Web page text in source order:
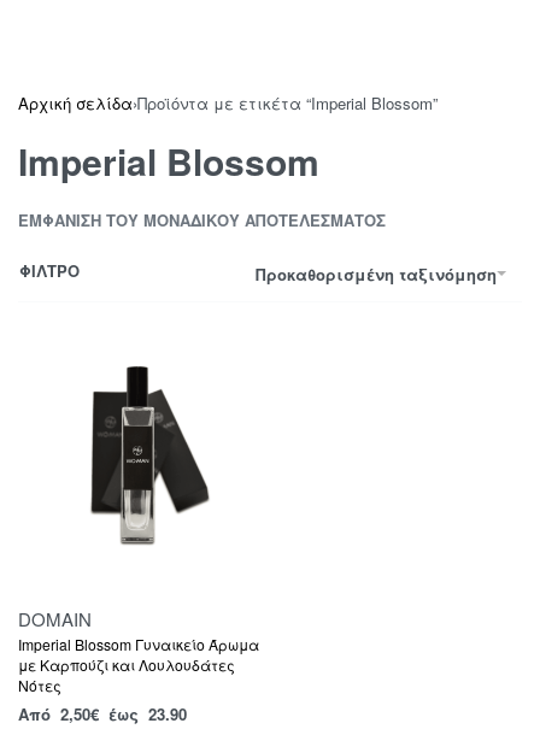
Αρχική σελίδα›Προϊόντα με ετικέτα “Imperial Blossom”
Imperial Blossom
ΕΜΦΆΝΙΣΗ ΤΟΥ ΜΟΝΑΔΙΚΟΎ ΑΠΟΤΕΛΈΣΜΑΤΟΣ
Προκαθορισμένη ταξινόμηση
ΦΙΛΤΡΟ
DOMAIN
Imperial Blossom Γυναικείο Άρωμα
με Καρπούζι και Λουλουδάτες
Νότες
Από 2,50€ έως 23.90